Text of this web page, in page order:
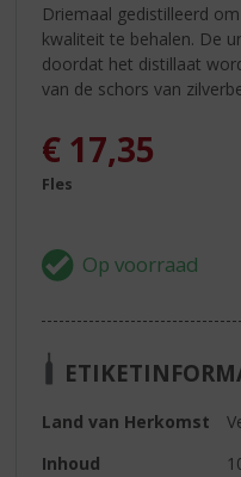
Driemaal gedistilleerd
kwaliteit te behalen. De
doordat het distillaat
van de schors van
€ 17,35
Fles
Land van Herkomst
Inhoud